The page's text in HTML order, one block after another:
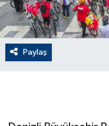
Paylaş
Finans
Flaş Haber